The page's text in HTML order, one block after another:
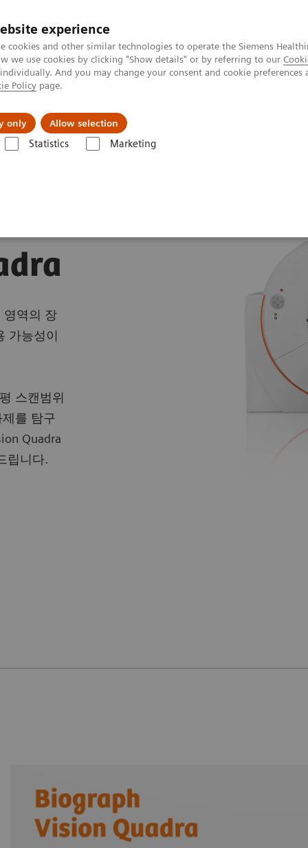
experience
cookies and other similar technologies to operate the Siemens
we use cookies by clicking "Show details" or by referring to our
And you may change your consent and cookie
Policy page.
only Allow selection
Statistics Marketing
서비스
영역의 장
가능성이
스캔범위
를 탐구
Quadra
립니다.